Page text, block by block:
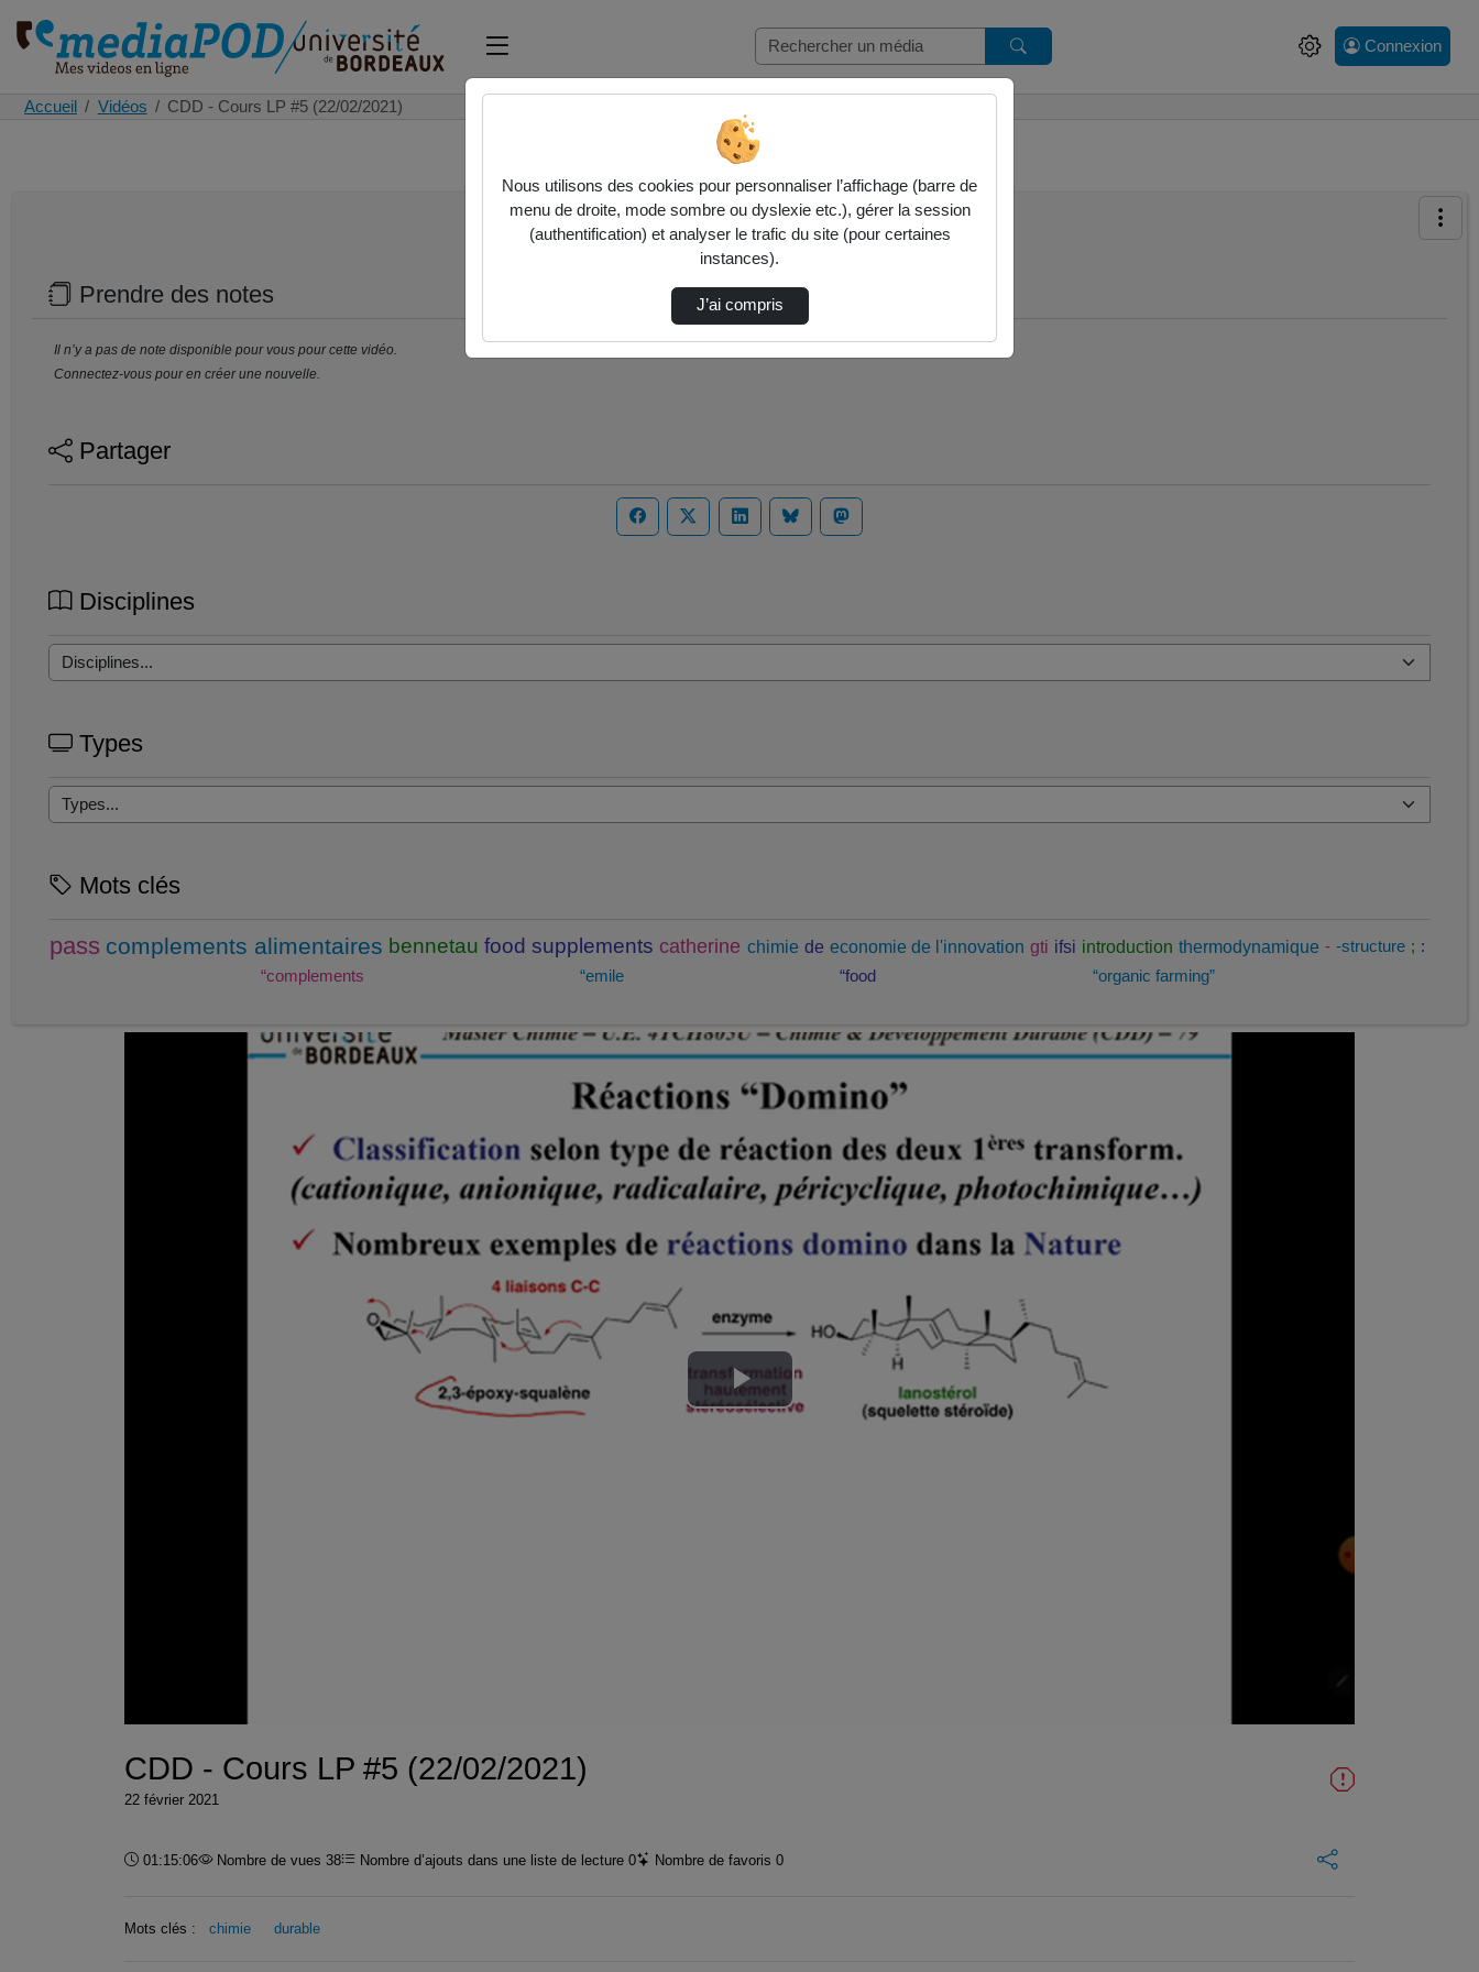
Connexion
Accueil Vidéos CDD - Cours LP #5 (22/02/2021)
Prendre des notes
Il n’y a pas de note disponible pour vous pour cette vidéo.
Connectez-vous pour en créer une nouvelle.
Partager
Disciplines
Types
Mots clés
pass complements alimentaires bennetau food supplements catherine chimie de economie de l'innovation gti ifsi introduction thermodynamique - -structure ; :
“complements
“emile “food “organic farming”
Lire
CDD - Cours LP #5 (22/02/2021)
22 février 2021
Durée :
01:15:06 Nombre de vues 38 Nombre d’ajouts dans une liste de lecture 0 Nombre de favoris 0
Mots clés : chimie durable
Nous utilisons des cookies pour personnaliser l’affichage (barre de
menu de droite, mode sombre ou dyslexie etc.), gérer la session
(authentification) et analyser le trafic du site (pour certaines
instances).
J’ai compris